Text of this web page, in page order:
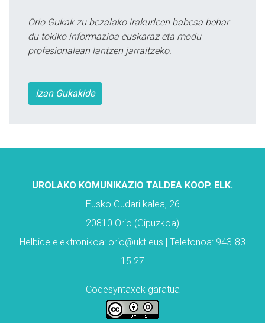
Orio Gukak zu bezalako irakurleen babesa behar
du tokiko informazioa euskaraz eta modu
profesionalean lantzen jarraitzeko.
Izan Gukakide
UROLAKO KOMUNIKAZIO TALDEA KOOP. ELK.
Eusko Gudari kalea, 26
20810 Orio (Gipuzkoa)
Helbide elektronikoa: orio@ukt.eus | Telefonoa: 943-83
15 27
Codesyntaxek garatua